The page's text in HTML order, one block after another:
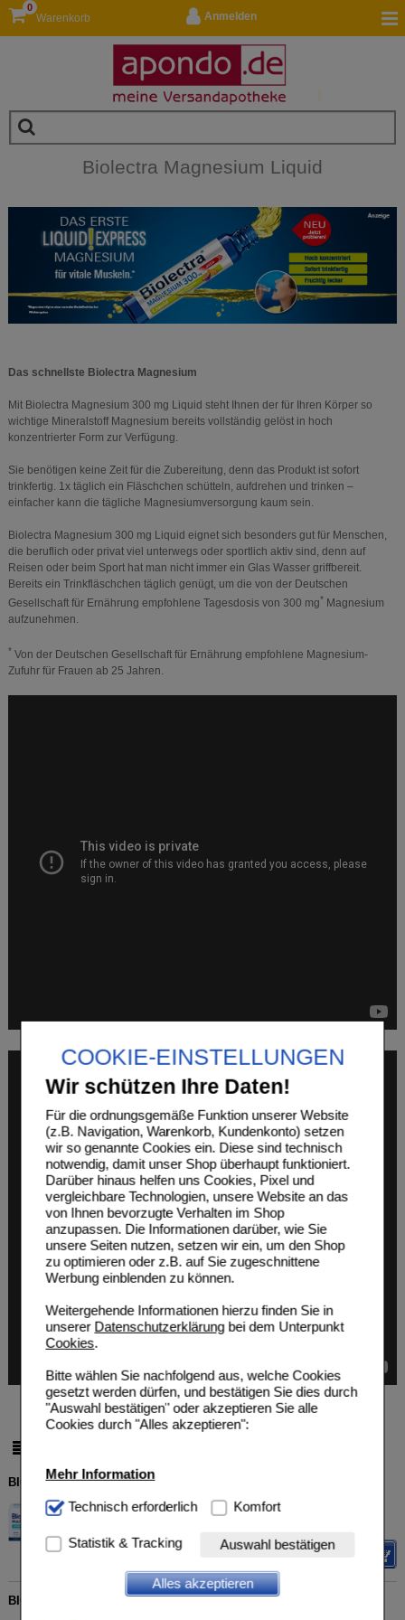
COOKIE-EINSTELLUNGEN
Wir schützen Ihre Daten!
Für die ordnungsgemäße Funktion unserer Website
(z.B. Navigation, Warenkorb, Kundenkonto) setzen
wir so genannte Cookies ein. Diese sind technisch
notwendig, damit unser Shop überhaupt funktioniert.
Darüber hinaus helfen uns Cookies, Pixel und
vergleichbare Technologien, unsere Website an das
von Ihnen bevorzugte Verhalten im Shop
anzupassen. Die Informationen darüber, wie Sie
unsere Seiten nutzen, setzen wir ein, um den Shop
zu optimieren oder z.B. auf Sie zugeschnittene
Werbung einblenden zu können.
Weitergehende Informationen hierzu finden Sie in
unserer Datenschutzerklärungbei dem Unterpunkt
Cookies.
Bitte wählen Sie nachfolgend aus, welche Cookies
gesetzt werden dürfen, und bestätigen Sie dies durch
"Auswahl bestätigen" oder akzeptieren Sie alle
Cookies durch "Alles akzeptieren":
Mehr Information
Technisch Notwendig:Hierbei handelt es sich um
Website notwendig sind (z.B. Navigation, Warenkorb,
Kundenkonto), weshalb auf diese nicht verzichtet
werden kann.
Technisch erforderlich Komfort
Statistik & Tracking Auswahl bestätigen
Alles akzeptieren
Anmelden
Warenkorb
0
Biolectra Magnesium Liquid
Das schnellste Biolectra Magnesium
Mit Biolectra Magnesium 300 mg Liquid steht Ihnen der für Ihren Körper so
wichtige Mineralstoff Magnesium bereits vollständig gelöst in hoch
konzentrierter Form zur Verfügung.
Sie benötigen keine Zeit für die Zubereitung, denn das Produkt ist sofort
trinkfertig. 1x täglich ein Fläschchen schütteln, aufdrehen und trinken –
einfacher kann die tägliche Magnesiumversorgung kaum sein.
Biolectra Magnesium 300 mg Liquid eignet sich besonders gut für Menschen,
die beruflich oder privat viel unterwegs oder sportlich aktiv sind, denn auf
Reisen oder beim Sport hat man nicht immer ein Glas Wasser griffbereit.
Bereits ein Trinkfläschchen täglich genügt, um die von der Deutschen
Gesellschaft für Ernährung empfohlene Tagesdosis von 300 mg* Magnesium
aufzunehmen.
* Von der Deutschen Gesellschaft für Ernährung empfohlene Magnesium-
Zufuhr für Frauen ab 25 Jahren.
BIOLECTRA Magnesium 300 mg Liquid
HERMES Arzneimittel GmbH
UVP**
Unser Preis
Details
BIOLECTRA Magnesium 300 mg Liquid